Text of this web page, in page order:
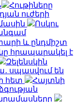
Հութիները
ուժերի
Ոսկու
և ընդմիշտ
հրապարակել է
Զելենսկին
սպասվում են
հետ
Հայտնի